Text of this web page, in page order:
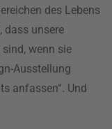
des Lebens
dass unsere
wenn sie
Ausstellung
anfassen“. Und